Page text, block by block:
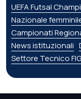
UEFA Futsal
Nazionale
Campionati
News istituzionali
Settore Tecnico